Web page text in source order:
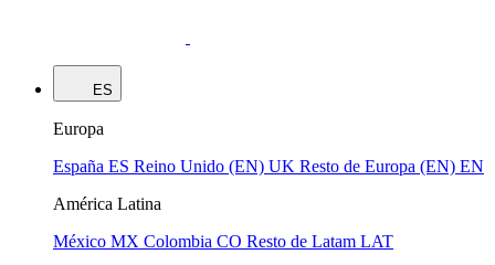
ES
Europa
España ES Reino Unido (EN) UK Resto de Europa (EN) EN
América Latina
México MX Colombia CO Resto de Latam LAT